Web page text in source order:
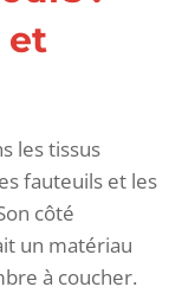
et
les tissus
fauteuils et les
côté
un matériau
à coucher.